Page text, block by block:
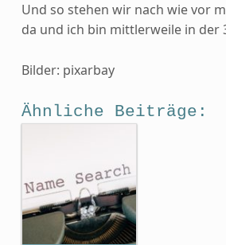
Und so stehen wir nach wie vor
da und ich bin mittlerweile in der
Bilder: pixarbay
Ähnliche Beiträge: